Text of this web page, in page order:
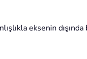
eksenin